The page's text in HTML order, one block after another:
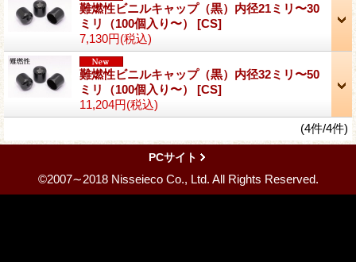
難燃性ビニルキャップ（黒）内径21ミリ〜30
ミリ（100個入り〜） [CS]
7,130円(税込)
難燃性ビニルキャップ（黒）内径32ミリ〜50
ミリ（100個入り〜） [CS]
11,204円(税込)
(4件/4件)
PCサイト
©2007∼2018 Nisseieco Co., Ltd. All Rights Reserved.